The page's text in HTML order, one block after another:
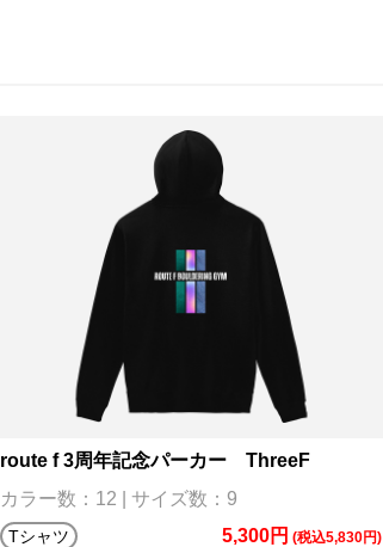
route f 3周年記念パーカー ThreeF
カラー数：12 | サイズ数：9
Tシャツ 5,300円 (税込5,830円)